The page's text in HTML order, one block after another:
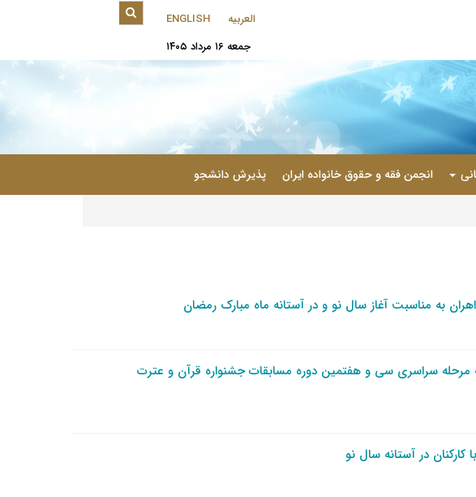
العربیه
ENGLISH
جمعه ۱۶ مرداد ۱۴۰۵
انجمن فقه و حقوق خانواده ایران پذیرش دانشجو
به مناسبت آغاز سال نو و در آستانه ماه مبارک رمضان
مرحله سراسری سی و هفتمین دوره مسابقات جشنواره قرآن و عترت
در آستانه سال نو